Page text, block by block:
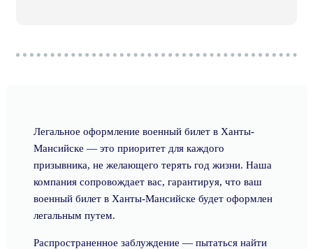
Легальное оформление военный билет в Ханты-
Мансийске — это приоритет для каждого
призывника, не желающего терять год жизни. Наша
компания сопровождает вас, гарантируя, что ваш
военный билет в Ханты-Мансийске будет оформлен
легальным путем.
Распространенное заблуждение — пытаться найти